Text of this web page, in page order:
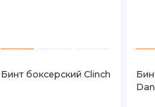
Бинт боксерский Clinch